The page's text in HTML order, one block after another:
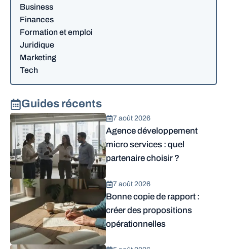
Business
Finances
Formation et emploi
Juridique
Marketing
Tech
Guides récents
7 août 2026
Agence développement
micro services : quel
partenaire choisir ?
7 août 2026
Bonne copie de rapport :
créer des propositions
opérationnelles